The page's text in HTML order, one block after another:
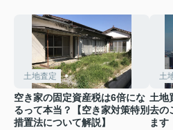
土地査定
空き家の固定資産税は6倍にな
るって本当？【空き家対策特別
措置法について解説】
土
土地
去の
ます